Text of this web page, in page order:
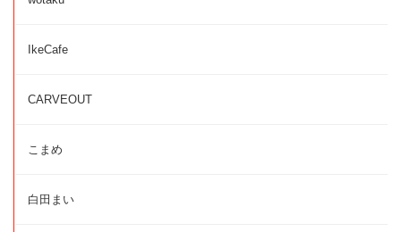
IkeCafe
CARVEOUT
こまめ
白田まい